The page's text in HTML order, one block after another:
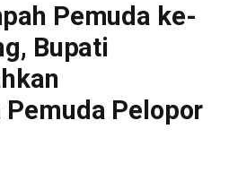
Pemuda ke-
Bupati
Pemuda Pelopor